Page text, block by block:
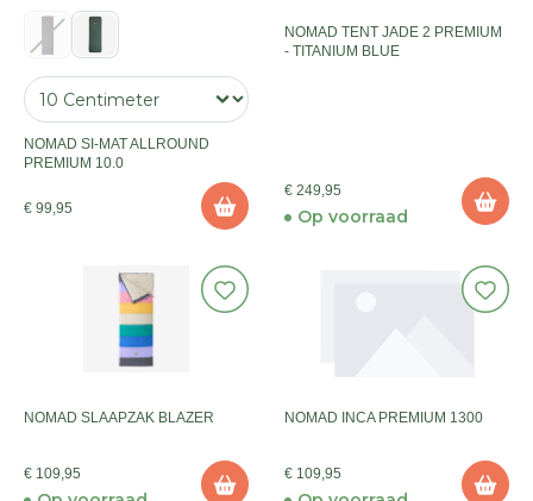
NOMAD SI-MAT ALLROUND
PREMIUM 10.0
€ 99,95
NOMAD TENT JADE 2 PREMIUM
- TITANIUM BLUE
€ 249,95
Op voorraad
NOMAD SLAAPZAK BLAZER
€ 109,95
NOMAD INCA PREMIUM 1300
€ 109,95